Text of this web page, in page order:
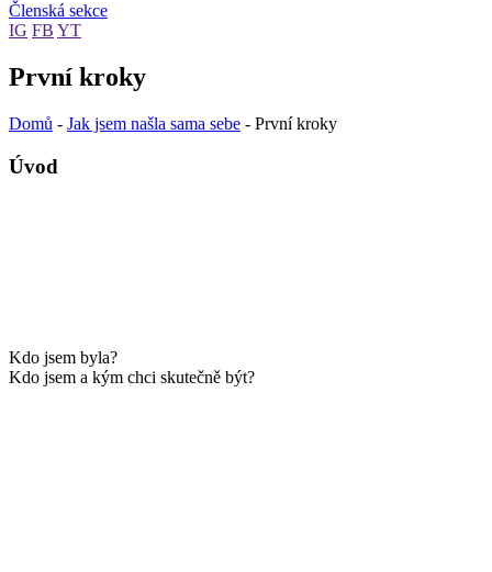
Členská sekce
IG FB YT
První kroky
Domů - Jak jsem našla sama sebe - První kroky
Úvod
Kdo jsem byla?
Kdo jsem a kým chci skutečně být?